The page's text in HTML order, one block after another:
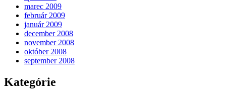
marec 2009
február 2009
január 2009
december 2008
november 2008
október 2008
september 2008
Kategórie